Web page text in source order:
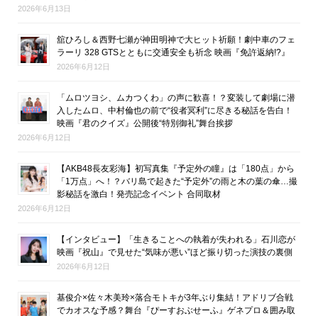
2026年6月13日
舘ひろし＆西野七瀬が神田明神で大ヒット祈願！劇中車のフェ
ラーリ 328 GTSとともに交通安全も祈念 映画『免許返納!?』
2026年6月12日
「ムロツヨシ、ムカつくわ」の声に歓喜！？変装して劇場に潜
入したムロ、中村倫也の前で“役者冥利”に尽きる秘話を告白！
映画『君のクイズ』公開後“特別御礼”舞台挨拶
2026年6月12日
【AKB48長友彩海】初写真集『予定外の瞳』は「180点」から
「1万点」へ！？バリ島で起きた“予定外”の雨と木の葉の傘…撮
影秘話を激白！発売記念イベント 合同取材
2026年6月12日
【インタビュー】「生きることへの執着が失われる」石川恋が
映画『祝山』で見せた“気味が悪い”ほど振り切った演技の裏側
2026年6月12日
基俊介×佐々木美玲×落合モトキが3年ぶり集結！アドリブ合戦
でカオスな予感？舞台『ぴーすおぶせーふ』ゲネプロ＆囲み取